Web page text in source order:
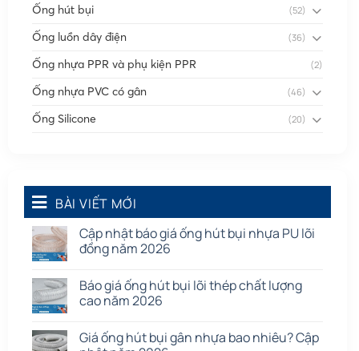
Ống hút bụi (52)
Ống luồn dây điện (36)
Ống nhựa PPR và phụ kiện PPR (2)
Ống nhựa PVC có gân (46)
Ống Silicone (20)
Quạt dân dụng
Tấm cao su (7)
BÀI VIẾT MỚI
Cập nhật báo giá ống hút bụi nhựa PU lõi
đồng năm 2026
Báo giá ống hút bụi lõi thép chất lượng
cao năm 2026
Giá ống hút bụi gân nhựa bao nhiêu? Cập